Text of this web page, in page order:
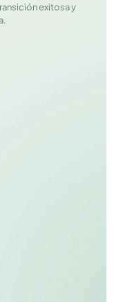
exitosa y